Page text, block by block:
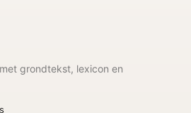
grondtekst, lexicon en